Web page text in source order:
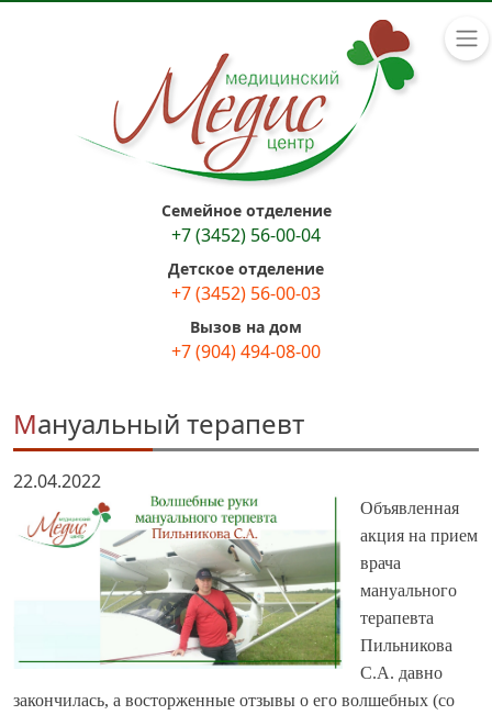
Семейное отделение
+7 (3452) 56-00-04
Детское отделение
+7 (3452) 56-00-03
Вызов на дом
+7 (904) 494-08-00
Мануальный терапевт
22.04.2022
Объявленная
акция на прием
врача
мануального
терапевта
Пильникова
С.А. давно
закончилась, а восторженные отзывы о его волшебных (со